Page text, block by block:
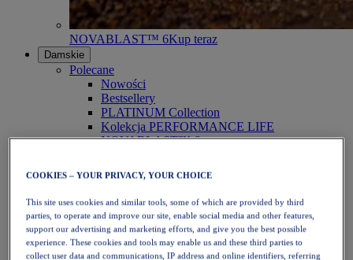
NOVABLAST™ 6Kup teraz
Damskie
Polecane
Nowości
Bestsellery
PLATINUM Collection
Kolekcja PERFORMANCE LIFE
NOVABLAST™ 6
Bieganie
Bieganie w terenie
Tenis
Siatkówka
Piłka ręczna
Padel
Netball
COOKIES – YOUR PRIVACY, YOUR CHOICE
This site uses cookies and similar tools, some of which are provided by third
parties, to operate and improve our site, enable social media and other features,
support our advertising and marketing efforts, and give you the best possible
experience. These cookies and tools may enable us and these third parties to
collect user data and communications, IP address and online identifiers, referring